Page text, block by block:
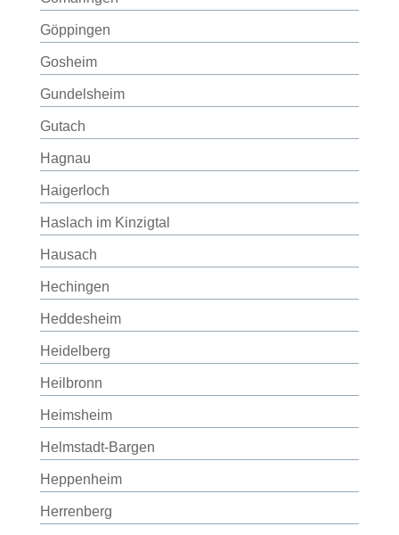
Göppingen
Gosheim
Gundelsheim
Gutach
Hagnau
Haigerloch
Haslach im Kinzigtal
Hausach
Hechingen
Heddesheim
Heidelberg
Heilbronn
Heimsheim
Helmstadt-Bargen
Heppenheim
Herrenberg